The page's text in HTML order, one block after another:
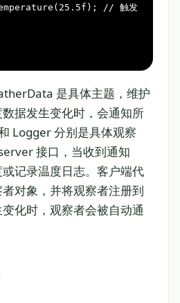
25.5f ); // 触发
是具体主题，维护
据发生变化时，会通知所
Logger 分别是具体观察
接口，当收到通知
记录温度日志。客户端代
对象，并将观察者注册到
化时，观察者会被自动通